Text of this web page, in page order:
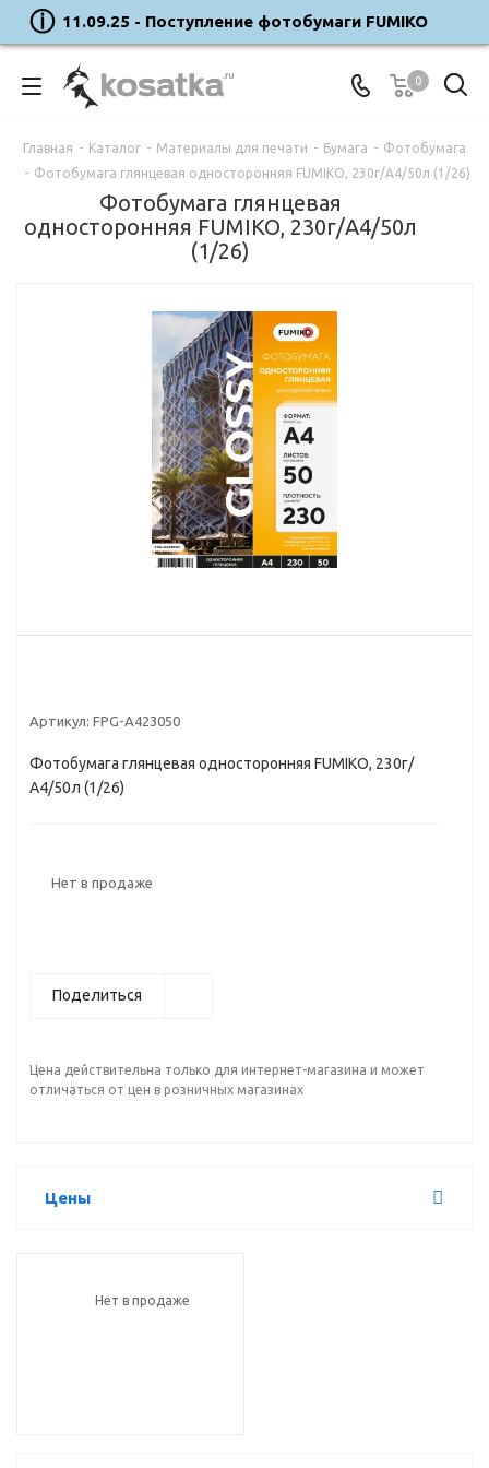
11.09.25 - Поступление фотобумаги FUMIKO
0
Главная - Каталог - Материалы для печати - Бумага - Фотобумага
- Фотобумага глянцевая односторонняя FUMIKO, 230г/А4/50л (1/26)
Фотобумага глянцевая
односторонняя FUMIKO, 230г/А4/50л
(1/26)
Артикул: FPG-A423050
Фотобумага глянцевая односторонняя FUMIKO, 230г/
А4/50л (1/26)
Нет в продаже
Поделиться
Цена действительна только для интернет-магазина и может
отличаться от цен в розничных магазинах
Цены
Нет в продаже